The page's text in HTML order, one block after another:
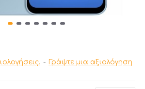
- Γράψτε μια αξιολόγηση